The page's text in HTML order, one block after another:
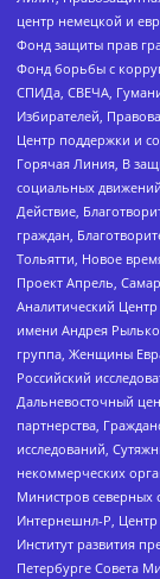
центр немецкой и
Фонд защиты прав
Фонд борьбы с
СПИДа, СВЕЧА,
Избирателей,
Центр поддержки и
Горячая Линия, В
социальных
Действие,
граждан,
Тольятти, Новое
Проект Апрель,
Аналитический
имени Андрея
группа, Женщины
Российский
Дальневосточный
партнерства,
исследований,
некоммерческих
Министров северных
Интернешнл-Р,
Институт развития
Петербурге Совета